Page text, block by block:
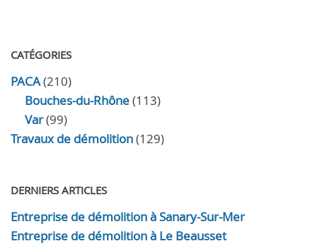
CATÉGORIES
PACA(210)
Bouches-du-Rhône(113)
Var(99)
Travaux de démolition(129)
DERNIERS ARTICLES
Entreprise de démolition à Sanary-Sur-Mer
Entreprise de démolition à Le Beausset